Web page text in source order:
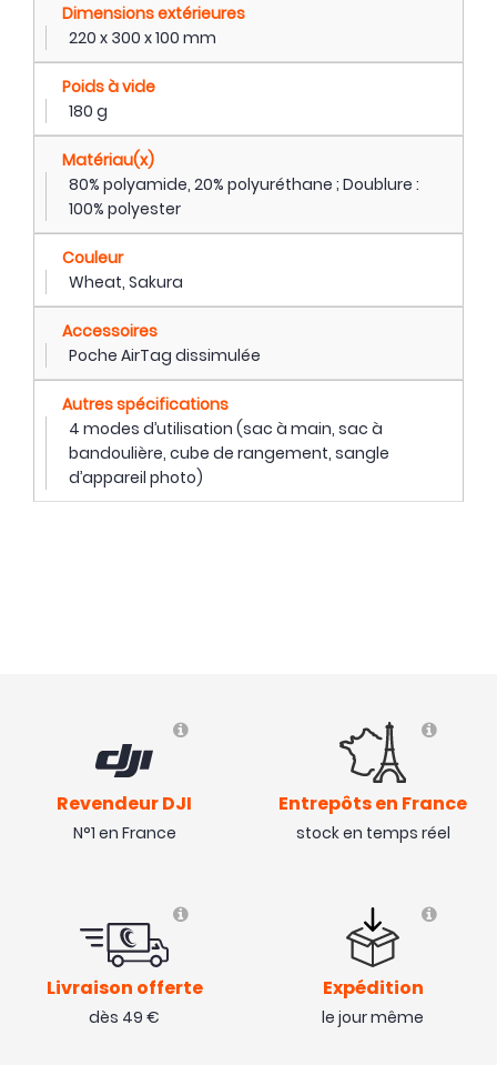
Dimensions extérieures
220 x 300 x 100 mm
Poids à vide
180 g
Matériau(x)
80% polyamide, 20% polyuréthane ; Doublure :
100% polyester
Couleur
Wheat, Sakura
Accessoires
Poche AirTag dissimulée
Autres spécifications
4 modes d’utilisation (sac à main, sac à
bandoulière, cube de rangement, sangle
d’appareil photo)
Revendeur DJI
N°1 en France
Entrepôts en France
stock en temps réel
Livraison offerte
dès 49 €
Expédition
le jour même